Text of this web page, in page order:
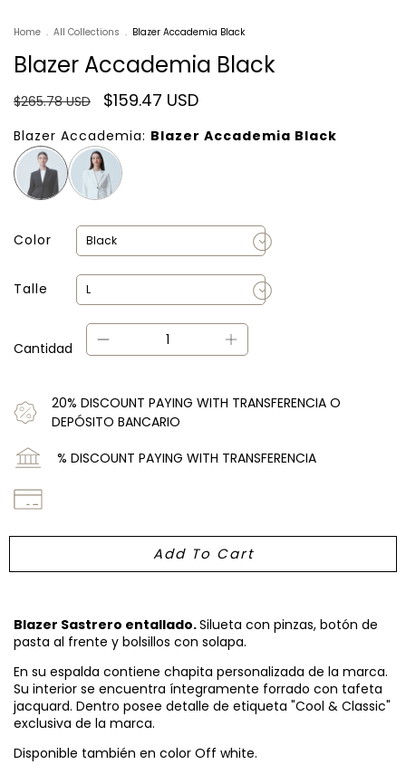
Home . All Collections . Blazer Accademia Black
Blazer Accademia Black
$265.78 USD $159.47 USD
Blazer Accademia: Blazer Accademia Black
Color
Talle
Cantidad
20% DISCOUNT PAYING WITH TRANSFERENCIA O
DEPÓSITO BANCARIO
% DISCOUNT PAYING WITH TRANSFERENCIA
Blazer Sastrero entallado.Silueta con pinzas, botón de
pasta al frente y bolsillos con solapa.
En su espalda contiene chapita personalizada de la marca.
Su interior se encuentra íntegramente forrado con tafeta
jacquard. Dentro posee detalle de etiqueta "Cool & Classic"
exclusiva de la marca.
Disponible también en color Off white.